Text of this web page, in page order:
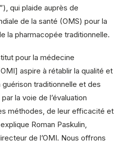
qui plaide auprès de
de la santé (OMS) pour la
la pharmacopée traditionnelle.
pour la médecine
aspire à rétablir la qualité et
guérison traditionnelle et des
la voie de l’évaluation
méthodes, de leur efficacité et
Roman Paskulin,
de l’OMI. Nous offrons